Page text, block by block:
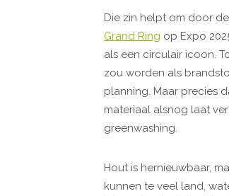
Die zin helpt om door
Grand Ring op Expo
als een circulair icoon.
zou worden als
planning. Maar precies
materiaal alsnog laat
greenwashing.
Hout is hernieuwbaar,
kunnen te veel land,